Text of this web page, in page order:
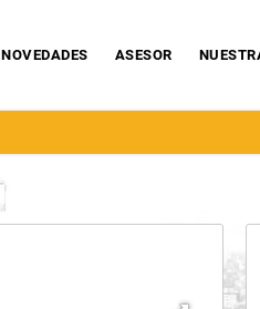
NOVEDADES ASESOR